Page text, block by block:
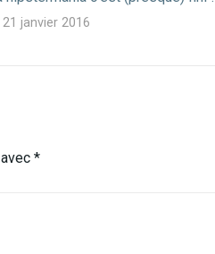
21 janvier 2016
*